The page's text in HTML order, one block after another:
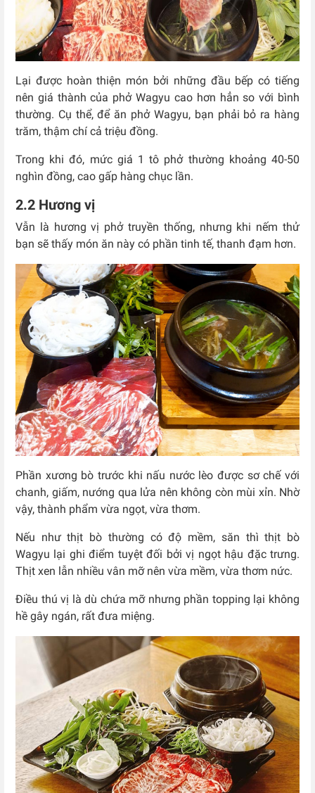
Lại được hoàn thiện món bởi những đầu bếp có tiếng
nên giá thành của phở Wagyu cao hơn hẳn so với bình
thường. Cụ thể, để ăn phở Wagyu, bạn phải bỏ ra hàng
trăm, thậm chí cả triệu đồng.
Trong khi đó, mức giá 1 tô phở thường khoảng 40-50
nghìn đồng, cao gấp hàng chục lần.
2.2 Hương vị
Vẫn là hương vị phở truyền thống, nhưng khi nếm thử
bạn sẽ thấy món ăn này có phần tinh tế, thanh đạm hơn.
Phần xương bò trước khi nấu nước lèo được sơ chế với
chanh, giấm, nướng qua lửa nên không còn mùi xỉn. Nhờ
vậy, thành phẩm vừa ngọt, vừa thơm.
Nếu như thịt bò thường có độ mềm, săn thì thịt bò
Wagyu lại ghi điểm tuyệt đối bởi vị ngọt hậu đặc trưng.
Thịt xen lẫn nhiều vân mỡ nên vừa mềm, vừa thơm nức.
Điều thú vị là dù chứa mỡ nhưng phần topping lại không
hề gây ngán, rất đưa miệng.